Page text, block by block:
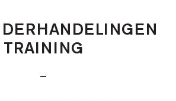
TRAINING